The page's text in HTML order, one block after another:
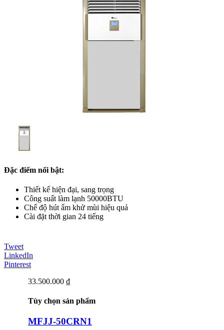
Đặc điểm nổi bật:
Thiết kế hiện đại, sang trọng
Công suất làm lạnh 50000BTU
Chế độ hút ẩm khử mùi hiệu quả
Cài đặt thời gian 24 tiếng
Tweet
LinkedIn
Pinterest
33.500.000 ₫
Tùy chọn sản phẩm
MFJJ-50CRN1